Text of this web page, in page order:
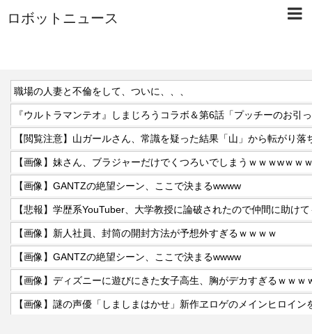
ロボットニュース
職場の人妻と不倫をして、ついに、、、
『ウルトラマンテオ』しまじろうコラボ＆第6話「プッチーのお引
【閲覧注意】山ガールさん、常識を疑った結果「山」から転がり
【画像】妹さん、ブラジャーだけでくつろいでしまうｗｗｗwｗｗ
【画像】GANTZの絶望シーン、ここで決まるwwww
【画像】新人社員、封筒の開封方法が予想外すぎるｗｗｗｗ
【画像】GANTZの絶望シーン、ここで決まるwwww
【画像】ディズニーに遊びにきた女子高生、胸がデカすぎるｗｗｗ
【画像】謎の声優「しましまはかせ」新作ヱロゲのメインヒロイ